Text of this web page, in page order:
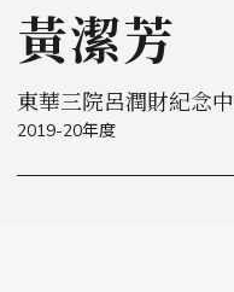
黃潔芳
東華三院呂潤財紀念
2019-20年度